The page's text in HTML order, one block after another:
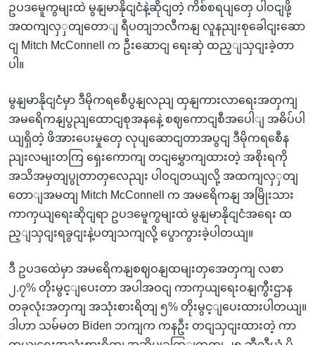
ဥပဒမေူကွမျးထဲ မွနျမာနိုငျငံနဲ့ဆိုငျတဲ့ ကိစ်စရပျတှေ ပါဝငျဖို့
အထကျလှှတျတောျ ရီပတျဘလီကနျ လူနညျးစုခေါငျးဆော
ငျ Mitch McConnell က ဦးဆောငျ ရေးဆှဲ ထည့ျသှငျးခဲ့တာ
ပါ။
မွနျမာနိုငျငံမှာ ဒီမိုကရစေီပွနျလညျ ထှနျကားလာရေးအတှကျ
အမရေိကနျပွညျထောငျစုအနနေဲ့ စဈကောငျစီအပေါျ အဓိပ်ပါ
ယျရှိတဲ့ ဖိအားပေးမှုတှေ လုပျဆောငျတာအပွငျ ဒီမိုကရစေီန
ညျးလမျးတကြ ရှေးကောကျ တငျမွှောကျထားတဲ့ အစိုးရကို
အသိအမှတျပွုတာတှလေညျး ပါဝငျတယျလို့ အထကျလှှတျ
တောျအမတျ Mitch McConnell က အမရေိကနျ အမြိုးသား
ကာကှယျရေးဆိုငျရာ ဥပဒမေူကွမျးထဲ မွနျမာနိုငျငံအရေး ထ
ည့ျသှငျးရခွငျးနဲ့ပတျသကျလို့ ပွောကွားခဲ့ပါတယျ။
ဒီ ဥပဒထေဲမှာ အမရေိကနျစဈဝနျထမျးတှအေတှကျ လစာ
၂.၇% တိုးမွင့ျပေးတာ အပါအဝငျ ကာကှယျရေးဝနျကွီးဌာန
တခုလုံးအတှကျ အသုံးစားရိတျ ၅% တိုးမွင့ျပေးထားပါတယျ။
ဒါဟာ သမ်မတ Biden ဘကျက ကနဦး တငျသှငျးထားတဲ့ ကာ